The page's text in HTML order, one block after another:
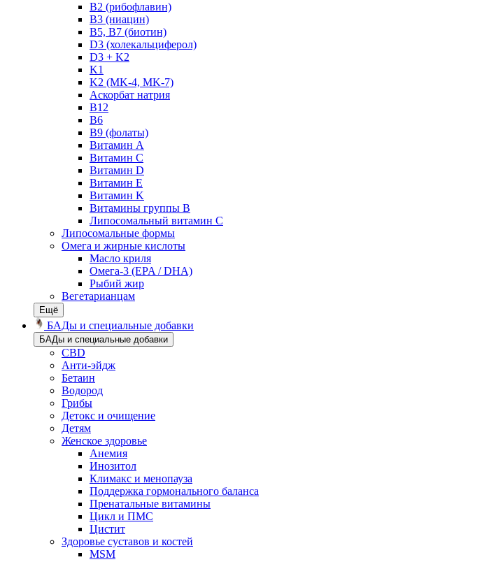
B2 (рибофлавин)
B3 (ниацин)
B5, B7 (биотин)
D3 (холекальциферол)
D3 + K2
K1
K2 (MK-4, MK-7)
Аскорбат натрия
В12
В6
В9 (фолаты)
Витамин A
Витамин C
Витамин D
Витамин E
Витамин K
Витамины группы B
Липосомальный витамин C
Липосомальные формы
Омега и жирные кислоты
Масло криля
Омега-3 (EPA / DHA)
Рыбий жир
Вегетарианцам
Ещё
БАДы и специальные добавки
БАДы и специальные добавки
CBD
Анти-эйдж
Бетаин
Водород
Грибы
Детокс и очищение
Детям
Женское здоровье
Анемия
Инозитол
Климакс и менопауза
Поддержка гормонального баланса
Пренатальные витамины
Цикл и ПМС
Цистит
Здоровье суставов и костей
MSM